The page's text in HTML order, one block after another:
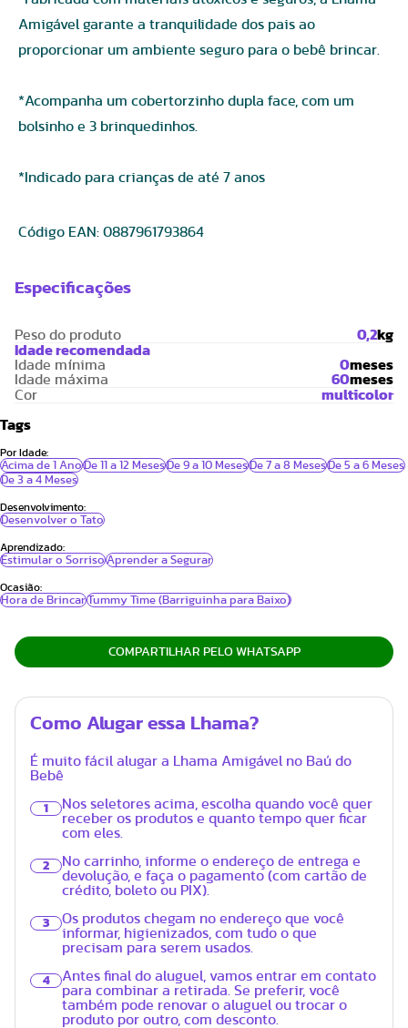
Amigável garante a tranquilidade dos pais ao
proporcionar um ambiente seguro para o bebê brincar.
*Acompanha um cobertorzinho dupla face, com um
bolsinho e 3 brinquedinhos.
*Indicado para crianças de até 7 anos
Código EAN: 0887961793864
Especificações
Peso do produto 0,2kg
Idade recomendada
Idade mínima
0meses
Idade máxima
60meses
Cor
multicolor
Tags
Por Idade:
Acima de 1 AnoDe 11 a 12 MesesDe 9 a 10 MesesDe 7 a 8 MesesDe 5 a 6 Meses
De 3 a 4 Meses
Desenvolvimento:
Desenvolver o Tato
Aprendizado:
Estimular o SorrisoAprender a Segurar
Ocasião:
Hora de BrincarTummy Time (Barriguinha para Baixo)
COMPARTILHAR PELO WHATSAPP
Como Alugar essa Lhama?
É muito fácil alugar a Lhama Amigável no Baú do
Bebê
1
Nos seletores acima, escolha quando você quer
receber os produtos e quanto tempo quer ficar
com eles.
2
No carrinho, informe o endereço de entrega e
devolução, e faça o pagamento (com cartão de
crédito, boleto ou PIX).
3
Os produtos chegam no endereço que você
informar, higienizados, com tudo o que
precisam para serem usados.
4
Antes final do aluguel, vamos entrar em contato
para combinar a retirada. Se preferir, você
também pode renovar o aluguel ou trocar o
produto por outro, com desconto.